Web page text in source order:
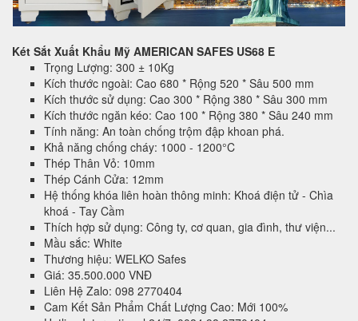
Két Sắt Xuất Khẩu Mỹ AMERICAN SAFES US68 E
Trọng Lượng: 300 ± 10Kg
Kích thước ngoài: Cao 680 * Rộng 520 * Sâu 500 mm
Kích thước sử dụng: Cao 300 * Rộng 380 * Sâu 300 mm
Kích thước ngăn kéo: Cao 100 * Rộng 380 * Sâu 240 mm
Tính năng: An toàn chống trộm đập khoan phá.
Khả năng chống cháy: 1000 - 1200°C
Thép Thân Vỏ: 10mm
Thép Cánh Cửa: 12mm
Hệ thống khóa liên hoàn thông minh: Khoá điện tử - Chìa
khoá - Tay Cầm
Thích hợp sử dụng: Công ty, cơ quan, gia đình, thư viện...
Mầu sắc: White
Thương hiệu: WELKO Safes
Giá: 35.500.000 VNĐ
Liên Hệ Zalo: 098 2770404
Cam Kết Sản Phẩm Chất Lượng Cao: Mới 100%